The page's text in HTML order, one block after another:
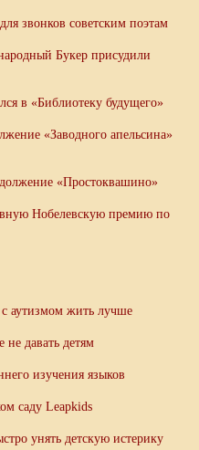
звонков советским поэтам
Букер присудили
в «Библиотеку будущего»
«Заводного апельсина»
«Простоквашино»
Нобелевскую премию по
аутизмом жить лучше
давать детям
изучения языков
саду Leapkids
унять детскую истерику